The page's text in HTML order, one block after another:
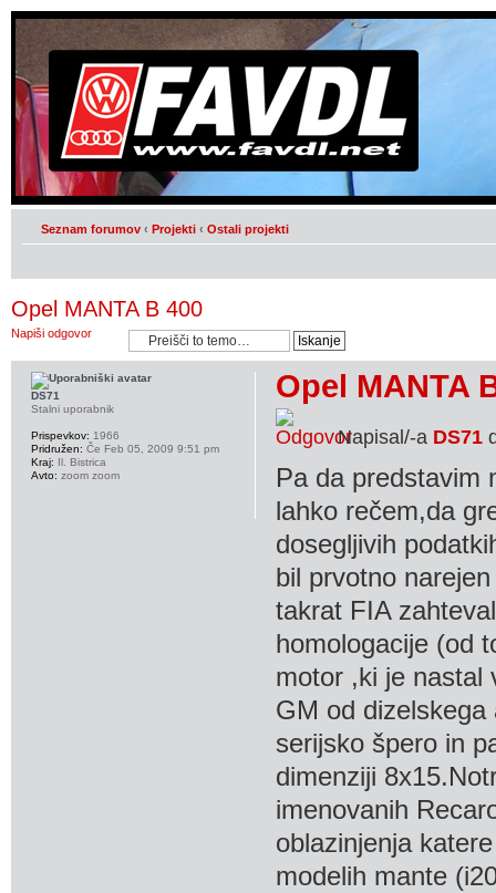
Seznam forumov ‹ Projekti ‹ Ostali projekti
Opel MANTA B 400
Napiši odgovor
Opel MANTA
Napisal/-a DS71
Pa da predstavim
lahko rečem,da
dosegljivih
bil prvotno
takrat FIA
homologacije (od
motor ,ki je nastal
GM od
serijsko špero in
dimenziji
imenovanih
oblazinjenja
modelih mante
DS71
Stalni uporabnik
Prispevkov: 1966
Pridružen: Če Feb 05, 2009 9:51 pm
Kraj: Il. Bistrica
Avto: zoom zoom